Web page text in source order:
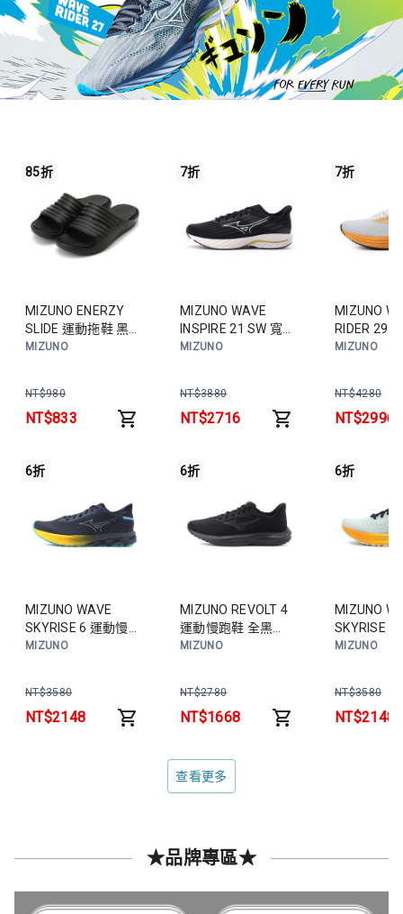
85折
MIZUNO ENERZY
SLIDE 運動拖鞋 黑
P1GJ260001 女鞋
MIZUNO
NT$980
NT$833
7折
MIZUNO WAVE
INSPIRE 21 SW 寬楦
運動慢跑鞋 黑白黃
MIZUNO
NT$3880
NT$2716
7折
MIZUNO
RIDER 29
鞋 白橘粉
MIZUNO
NT$4280
NT$2996
6折
MIZUNO WAVE
SKYRISE 6 運動慢跑
鞋 深灰黃藍
MIZUNO
NT$3580
NT$2148
6折
MIZUNO REVOLT 4
運動慢跑鞋 全黑
J1GC251432 男鞋
MIZUNO
NT$2780
NT$1668
6折
MIZUNO
SKYRISE 6
鞋 淺灰綠橘
MIZUNO
NT$3580
NT$2148
查看更多
★品牌專區★